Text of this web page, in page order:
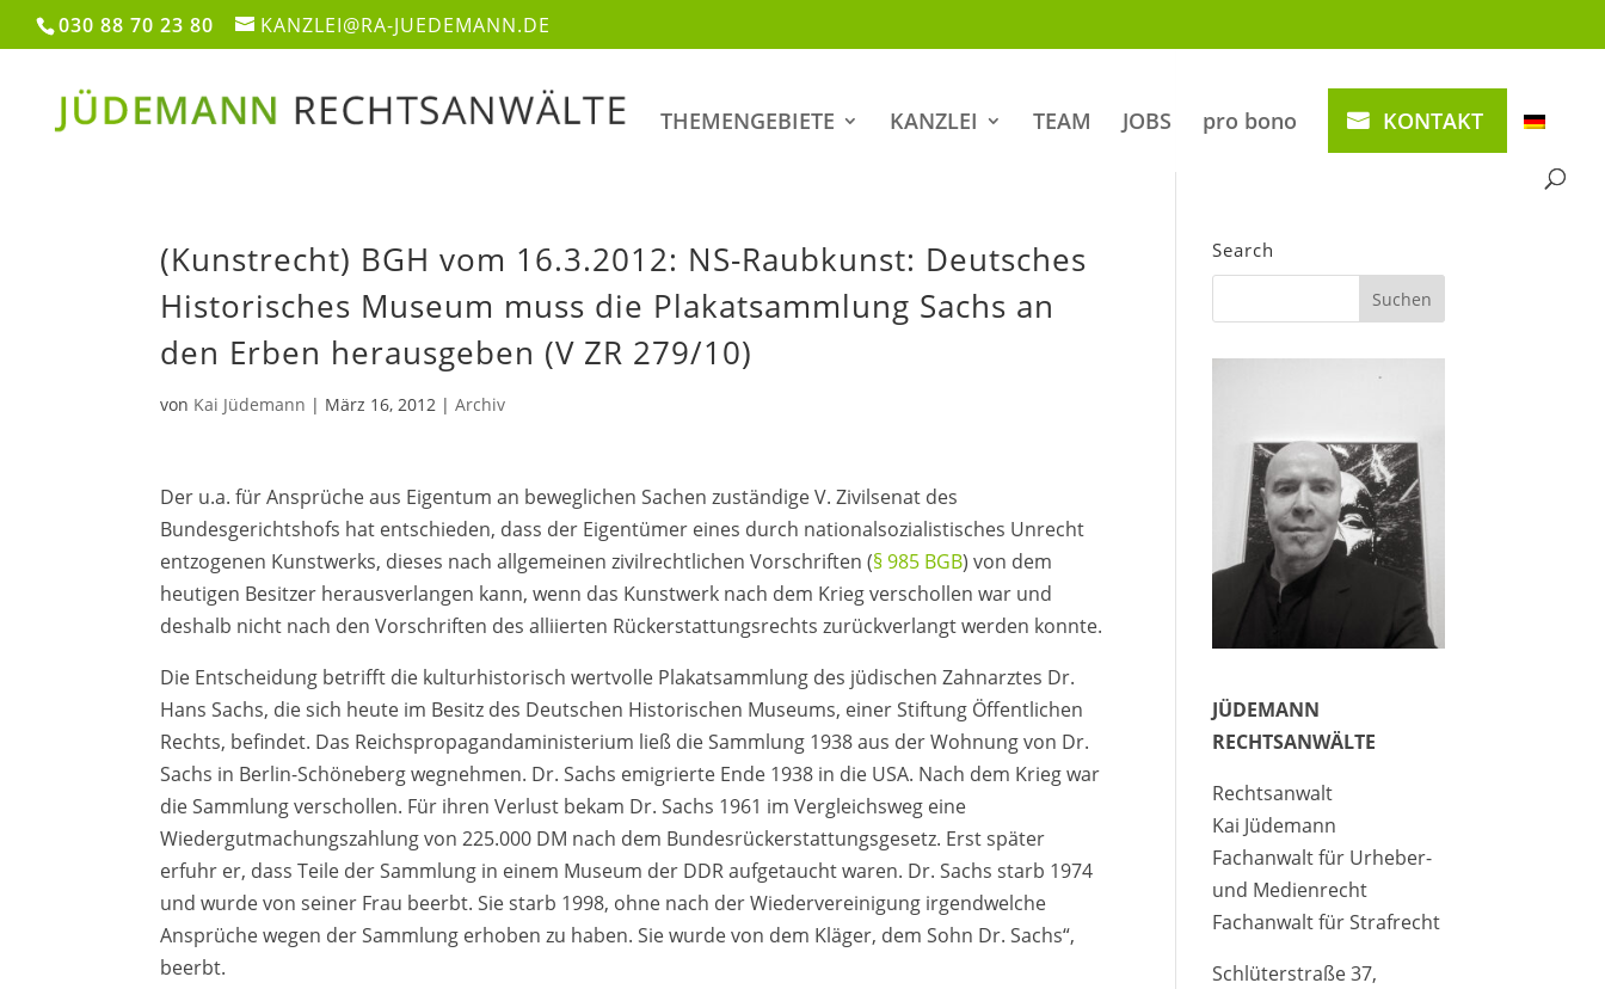
030 88 70 23 80 KANZLEI@RA-JUEDEMANN.DE
THEMENGEBIETE KANZLEI TEAM JOBS pro bono KONTAKT
(Kunstrecht) BGH vom 16.3.2012: NS-Raubkunst: Deutsches
Historisches Museum muss die Plakatsammlung Sachs an
den Erben herausgeben (V ZR 279/10)
von Kai Jüdemann | März 16, 2012 |Archiv
Der u.a. für Ansprüche aus Eigentum an beweglichen Sachen zuständige V. Zivilsenat des
Bundesgerichtshofs hat entschieden, dass der Eigentümer eines durch nationalsozialistisches Unrecht
entzogenen Kunstwerks, dieses nach allgemeinen zivilrechtlichen Vorschriften (§ 985 BGB) von dem
heutigen Besitzer herausverlangen kann, wenn das Kunstwerk nach dem Krieg verschollen war und
deshalb nicht nach den Vorschriften des alliierten Rückerstattungsrechts zurückverlangt werden konnte.
Die Entscheidung betrifft die kulturhistorisch wertvolle Plakatsammlung des jüdischen Zahnarztes Dr.
Hans Sachs, die sich heute im Besitz des Deutschen Historischen Museums, einer Stiftung Öffentlichen
Rechts, befindet. Das Reichspropagandaministerium ließ die Sammlung 1938 aus der Wohnung von Dr.
Sachs in Berlin-Schöneberg wegnehmen. Dr. Sachs emigrierte Ende 1938 in die USA. Nach dem Krieg war
die Sammlung verschollen. Für ihren Verlust bekam Dr. Sachs 1961 im Vergleichsweg eine
Wiedergutmachungszahlung von 225.000 DM nach dem Bundesrückerstattungsgesetz. Erst später
erfuhr er, dass Teile der Sammlung in einem Museum der DDR aufgetaucht waren. Dr. Sachs starb 1974
und wurde von seiner Frau beerbt. Sie starb 1998, ohne nach der Wiedervereinigung irgendwelche
Ansprüche wegen der Sammlung erhoben zu haben. Sie wurde von dem Kläger, dem Sohn Dr. Sachs“,
beerbt.
Search
JÜDEMANN
RECHTSANWÄLTE
Rechtsanwalt
Kai Jüdemann
Fachanwalt für Urheber-
und Medienrecht
Fachanwalt für Strafrecht
Schlüterstraße 37,